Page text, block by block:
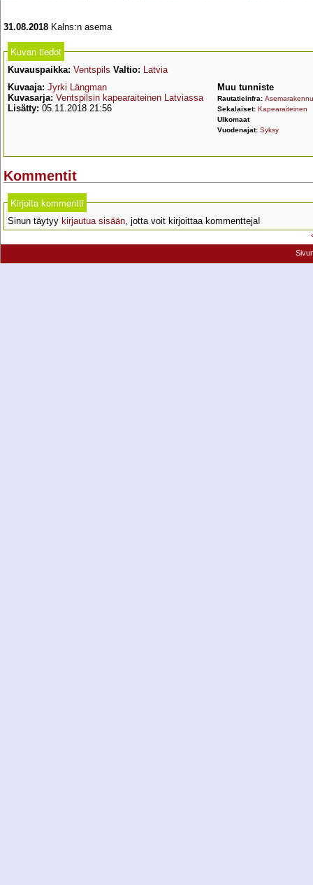
31.08.2018 Kalns:n asema
Kuvan tiedot
Kuvauspaikka: Ventspils Valtio: Latvia
Kuvaaja: Jyrki Längman
Kuvasarja: Ventspilsin kapearaiteinen Latviassa
Lisätty: 05.11.2018 21:56
Muu tunniste
Rautatieinfra:
Sekalaiset: Kapearaiteinen
Ulkomaat
Vuodenajat: Syksy
Kommentit
Kirjoita kommentti
Sinun täytyy kirjautua sisään, jotta voit kirjoittaa kommentteja!